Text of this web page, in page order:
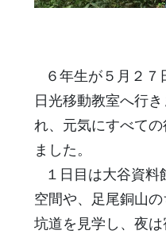
６年生が５月２７
日光移動教室へ行
れ、元気にすべて
ました。
１日目は大谷資
空間や、足尾銅山
坑道を見学し、夜